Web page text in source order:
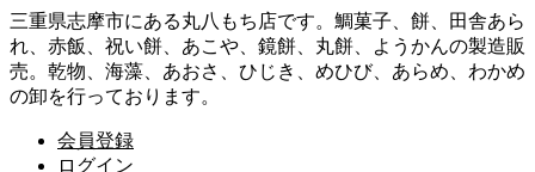
三重県志摩市にある丸八もち店です。鯛菓子、餅、田舎あら
れ、赤飯、祝い餅、あこや、鏡餅、丸餅、ようかんの製造販
売。乾物、海藻、あおさ、ひじき、めひび、あらめ、わかめ
の卸を行っております。
会員登録
ログイン